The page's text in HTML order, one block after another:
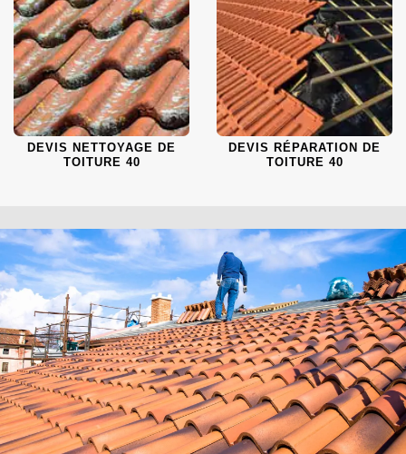
DEVIS NETTOYAGE DE
TOITURE 40
DEVIS RÉPARATION DE
TOITURE 40